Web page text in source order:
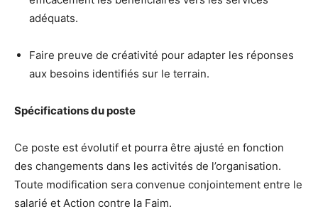
adéquats.
Faire preuve de créativité pour adapter les réponses
aux besoins identifiés sur le terrain.
Spécifications du poste
Ce poste est évolutif et pourra être ajusté en fonction
des changements dans les activités de l’organisation.
Toute modification sera convenue conjointement entre le
salarié et Action contre la Faim.